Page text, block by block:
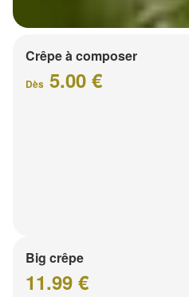
Crêpe à composer
Dès 5.00 €
Big crêpe
11.99 €